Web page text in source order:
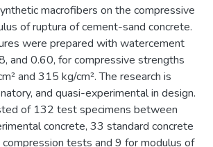
macrofibers on the compressive
of ruptura of cement-sand concrete.
were prepared with watercement
and 0.60, for compressive strengths
and 315 kg/cm². The research is
and quasi-experimental in design.
of 132 test specimens between
concrete, 33 standard concrete
tests and 9 for modulus of